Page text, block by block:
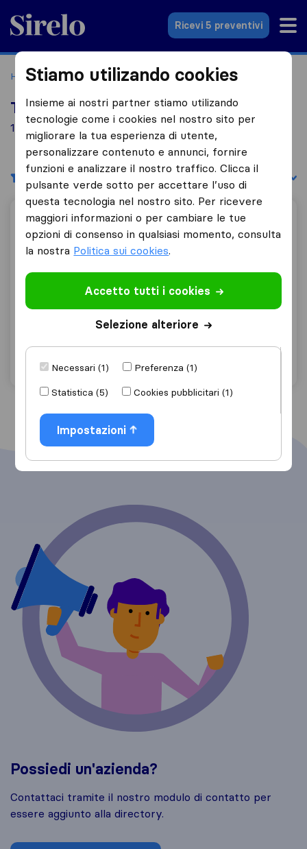
Sirelo.it
Ricevi 5 preventivi
Home Le 10 migliori aziende di traslochi in Italia
Top 10 traslocatori a Trana
1 aziende di traslochi trovate a Trana
Filtri Filtra per:
Grippo Traslochi
3
Grippo Traslochi
Chiedi preventivo Dettagli
Possiedi un'azienda?
Contattaci tramite il nostro modulo di contatto per
essere aggiunto alla directory.
Stiamo utilizando cookies
Insieme ai nostri partner stiamo utilizando
tecnologie come i cookies nel nostro sito per
migliorare la tua esperienza di utente,
personalizzare contenuto e annunci, fornire
funzioni e analizzare il nostro traffico. Clicca il
pulsante verde sotto per accettare l’uso di
questa tecnologia nel nostro sito. Per ricevere
maggiori informazioni o per cambiare le tue
opzioni di consenso in qualsiasi momento, consulta
la nostra Politica sui cookies.
Accetto tutti i cookies
Selezione alteriore
Necessari (1)
Preferenza (1)
Statistica (5)
Cookies pubblicitari (1)
Impostazioni